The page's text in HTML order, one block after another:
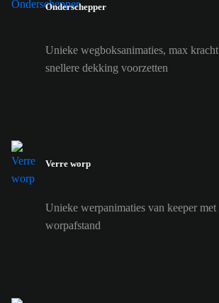
Onderschepper
Unieke wegboksanimaties, max
snellere dekking voorzetten
Verre worp
Unieke werpanimaties van keeper met
worpafstand